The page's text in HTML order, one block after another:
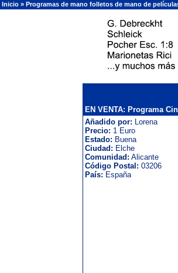
Inicio » Programas de mano folletos de mano de
EN VENTA: Programa
Añadido por: Lorena
Precio: 1 Euro
Estado: Buena
Ciudad: Elche
Comunidad: Alicante
Código Postal: 03206
País: España